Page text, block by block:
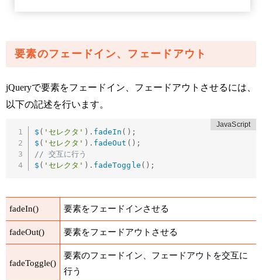
要素のフェードイン、フェードアウト
jQueryで要素をフェードイン、フェードアウトさせるには、
以下の記述を行います。
$ ( 'セレクタ' ) . fadeIn ( ) ;
$ ( 'セレクタ' ) . fadeOut ( ) ;
// 交互に行う
$ ( 'セレクタ' ) . fadeToggle ( ) ;
fadeIn() 要素をフェードインさせる
fadeOut() 要素をフェードアウトさせる
fadeToggle()
要素のフェードイン、フェードアウトを交互に
行う